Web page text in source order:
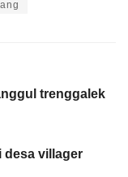
trenggalek
desa villager